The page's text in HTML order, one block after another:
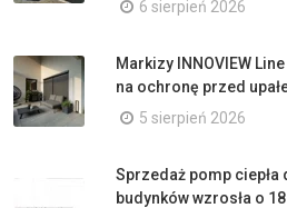
6 sierpień 2026
Markizy INNOVIEW
na ochronę przed
5 sierpień 2026
Sprzedaż pomp ciepła
budynków wzrosła o